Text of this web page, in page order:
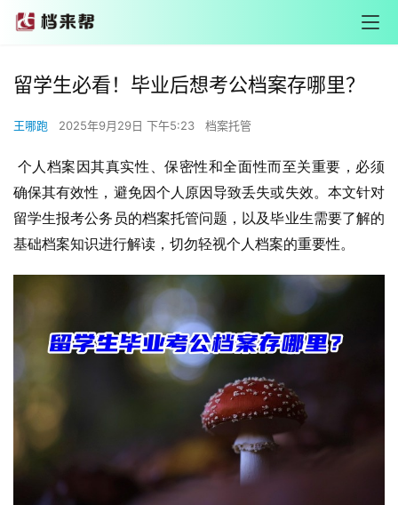
留学生必看！毕业后想考公档案存哪里？
王哪跑 2025年9月29日 下午5:23 档案托管
个人档案因其真实性、保密性和全面性而至关重要，必须
确保其有效性，避免因个人原因导致丢失或失效。本文针对
留学生报考公务员的档案托管问题，以及毕业生需要了解的
基础档案知识进行解读，切勿轻视个人档案的重要性。